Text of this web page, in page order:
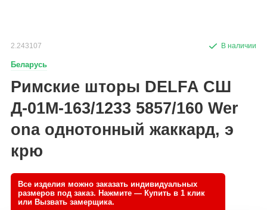
2.243107
Беларусь
Римские шторы DELFA СШ
Д-01М-163/1233 5857/160 Wer
ona однотонный жаккард, э
крю